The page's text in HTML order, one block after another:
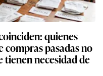
quienes
compras pasadas no
tienen necesidad de